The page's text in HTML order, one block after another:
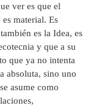
ver es que el
material. Es
es la Idea, es
y que a su
que ya no intenta
absoluta, sino uno
asume como